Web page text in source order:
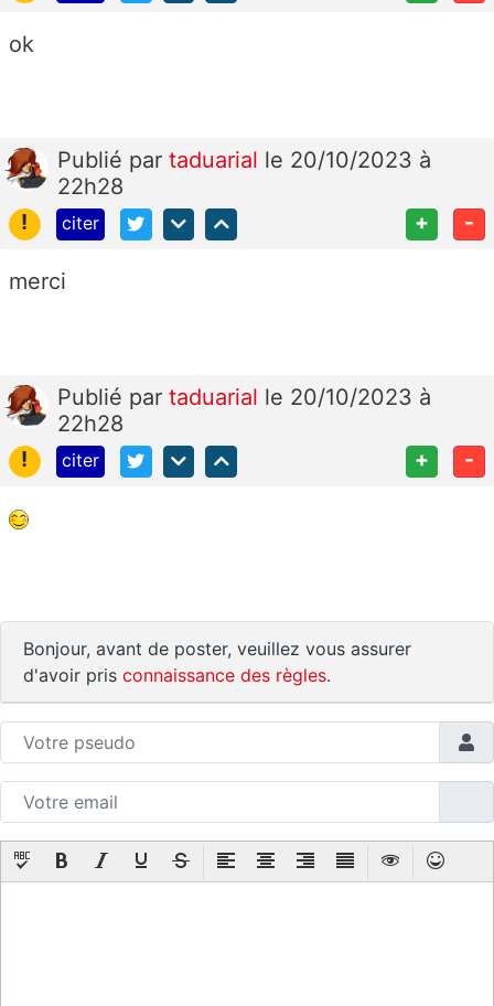
ok
Publié par taduarial le 20/10/2023 à
22h28
!
citer + -
merci
Publié par taduarial le 20/10/2023 à
22h28
!
citer + -
Bonjour, avant de poster, veuillez vous assurer
d'avoir pris connaissance des règles.